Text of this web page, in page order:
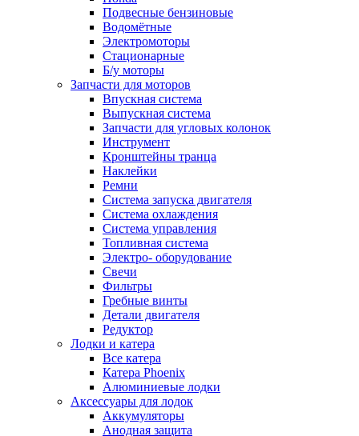
Подвесные бензиновые
Водомётные
Электромоторы
Стационарные
Б/у моторы
Запчасти для моторов
Впускная система
Выпускная система
Запчасти для угловых колонок
Инструмент
Кронштейны транца
Наклейки
Ремни
Система запуска двигателя
Система охлаждения
Система управления
Топливная система
Электро- оборудование
Свечи
Фильтры
Гребные винты
Детали двигателя
Редуктор
Лодки и катера
Все катера
Катера Phoenix
Алюминиевые лодки
Аксессуары для лодок
Аккумуляторы
Анодная защита